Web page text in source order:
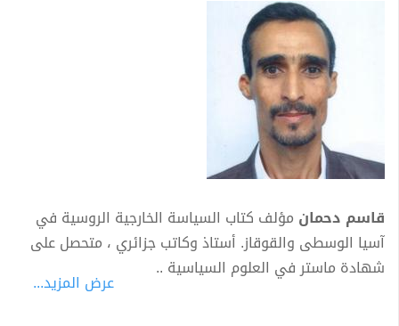
قاسم دحمان مؤلف كتاب السياسة الخارجية الروسية في
آسيا الوسطى والقوقاز. أستاذ وكاتب جزائري ، متحصل على
شهادة ماستر في العلوم السياسية ..
عرض المزيد...